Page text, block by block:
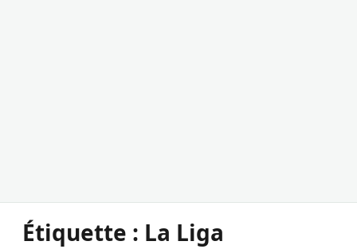
Étiquette : La Liga